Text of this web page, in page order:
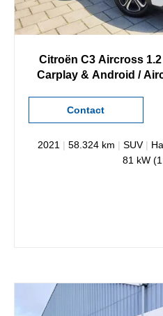
Citroën C3 Aircross
Carplay & Android /
Contact
2021 | 58.324 km | SUV|
81 kW